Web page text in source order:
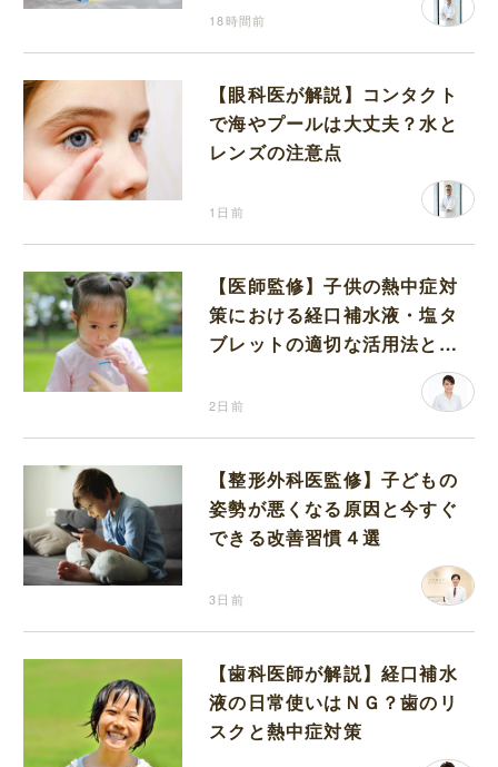
18時間前
【眼科医が解説】コンタクト
で海やプールは大丈夫？水と
レンズの注意点
1日前
【医師監修】子供の熱中症対
策における経口補水液・塩タ
ブレットの適切な活用法と水
2日前
【整形外科医監修】子どもの
姿勢が悪くなる原因と今すぐ
できる改善習慣４選
3日前
【歯科医師が解説】経口補水
液の日常使いはＮＧ？歯のリ
スクと熱中症対策